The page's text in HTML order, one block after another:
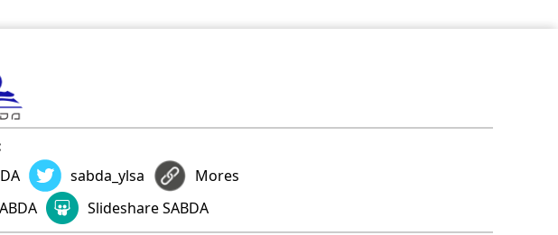
sabda_ylsa
Mores
Slideshare SABDA